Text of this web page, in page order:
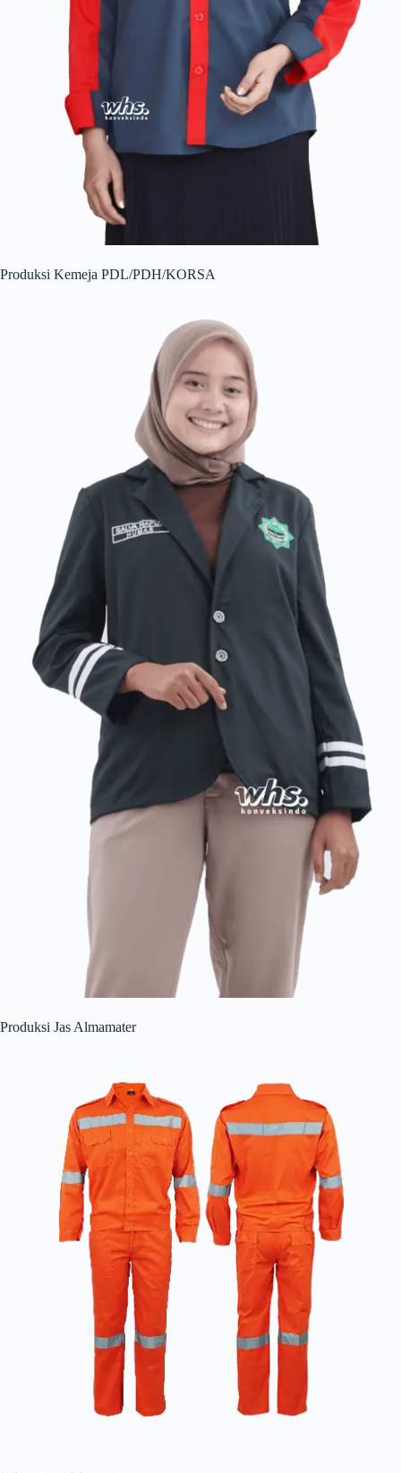
Produksi Kemeja PDL/PDH/KORSA
Produksi Jas Almamater